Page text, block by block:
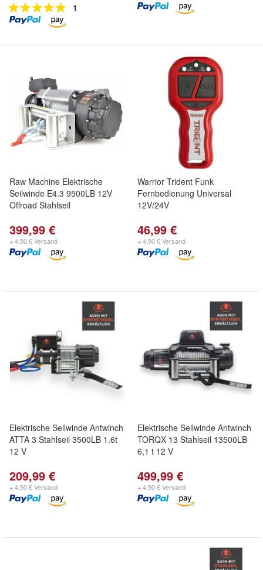
1
Raw Machine Elektrische
Seilwinde E4.3 9500LB 12V
Offroad Stahlseil
399,99 €
+ 4,90 € Versand
Warrior Trident Funk
Fernbedienung Universal
12V/24V
46,99 €
+ 4,90 € Versand
Elektrische Seilwinde Antwinch
ATTA 3 Stahlseil 3500LB 1.6t
12 V
209,99 €
+ 4,90 € Versand
Elektrische Seilwinde Antwinch
TORQX 13 Stahlseil 13500LB
6,1 t 12 V
499,99 €
+ 4,90 € Versand